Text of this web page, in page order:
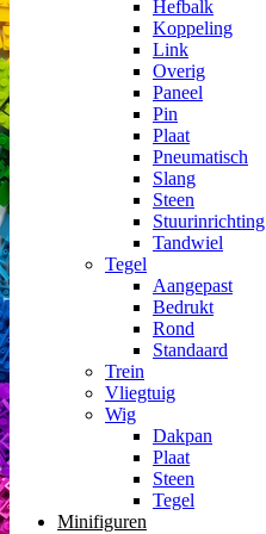
Hefbalk
Koppeling
Link
Overig
Paneel
Pin
Plaat
Pneumatisch
Slang
Steen
Stuurinrichting
Tandwiel
Tegel
Aangepast
Bedrukt
Rond
Standaard
Trein
Vliegtuig
Wig
Dakpan
Plaat
Steen
Tegel
Minifiguren